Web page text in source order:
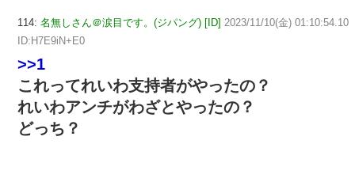
114: 名無しさん＠涙目です。(ジパング) [ID] 2023/11/10(金) 01:10:54.10
ID:H7E9iN+E0
>>1
これってれいわ支持者がやったの？
れいわアンチがわざとやったの？
どっち？